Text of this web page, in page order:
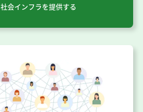
社会インフラを提供する